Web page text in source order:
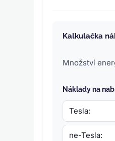
Kalkulačka
Množství
Náklady na
Tesla:
ne-Tesla: